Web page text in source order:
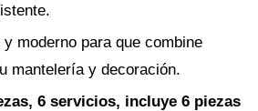
moderno para que combine
mantelería y decoración.
6 servicios, incluye 6 piezas